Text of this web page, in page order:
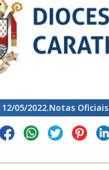
12/05/2022.Notas Oficiais